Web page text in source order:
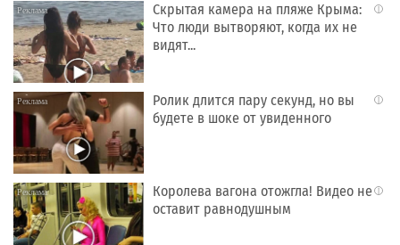
i
Скрытая камера на пляже Крыма:
Что люди вытворяют, когда их не
видят...
i
Ролик длится пару секунд, но вы
будете в шоке от увиденного
i
Королева вагона отожгла! Видео не
оставит равнодушным